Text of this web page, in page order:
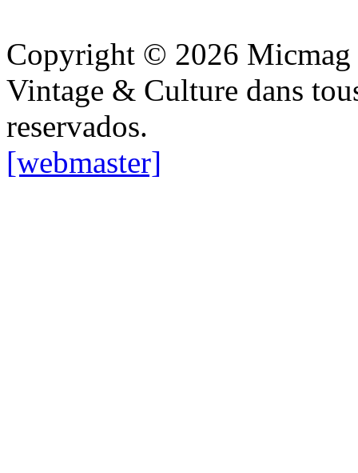
Copyright © 2026 Micmag
Vintage & Culture dans
reservados.
[webmaster]